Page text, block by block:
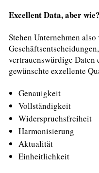
Excellent Data, aber wie?
Stehen Unternehmen
vertrauenswürdige Daten
gewünschte exzellente
Genauigkeit
Vollständigkeit
Widerspruchsfreiheit
Harmonisierung
Aktualität
Einheitlichkeit